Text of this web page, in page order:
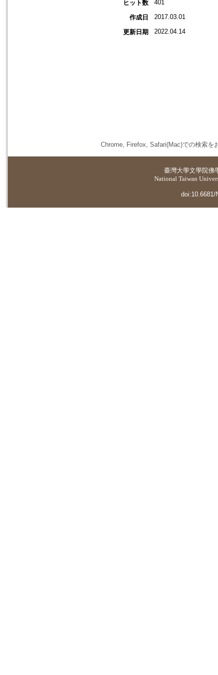
ヒット数
401
作成日 2017.03.01
更新日期 2022.04.14
Chrome, Firefox, Safari(Mac)での検索を
臺灣大學文學院佛
National Taiwan
doi:10.6681/